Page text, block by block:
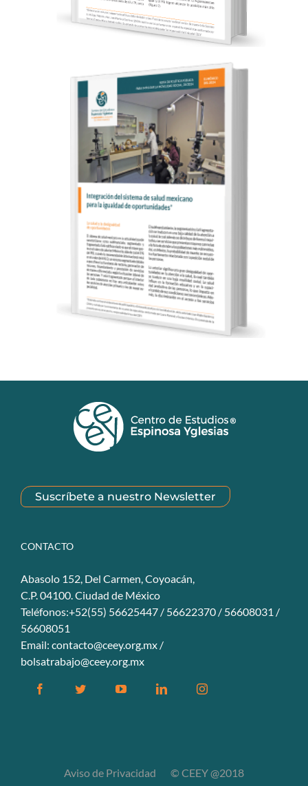
Suscríbete a nuestro Newsletter
CONTACTO
Abasolo 152, Del Carmen, Coyoacán,
C.P. 04100. Ciudad de México
Teléfonos:+52(55) 56625447 / 56622370 / 56608031 /
56608051
Email: contacto@ceey.org.mx /
bolsatrabajo@ceey.org.mx
Aviso de Privacidad © CEEY @2018